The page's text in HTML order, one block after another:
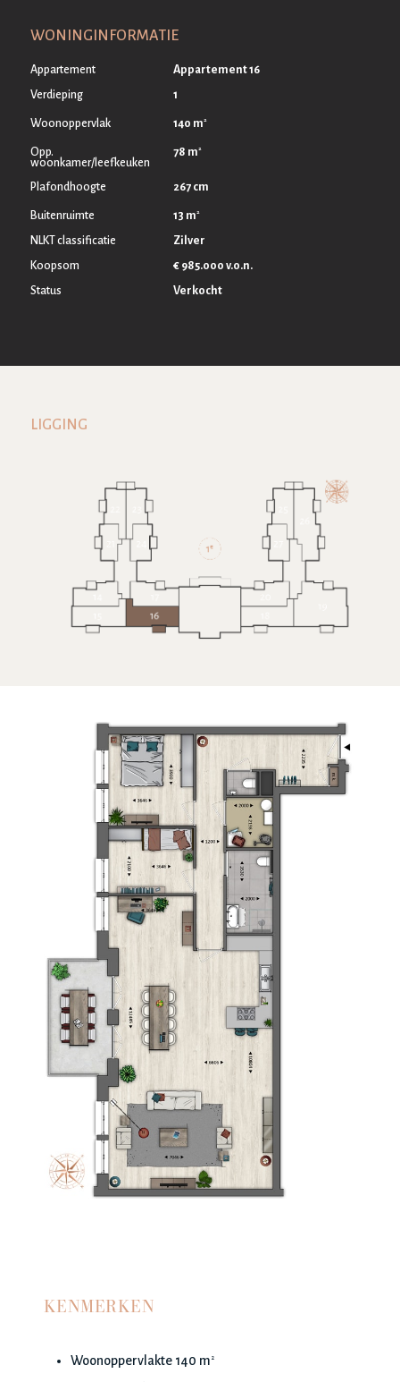
WONINGINFORMATIE
Appartement
Appartement 16
Verdieping
1
Woonoppervlak 140 m2
Opp.
woonkamer/leefkeuken
78 m2
Plafondhoogte 267 cm
Buitenruimte 13 m2
NLKT classificatie
Zilver
Koopsom
€ 985.000 v.o.n.
Status
Verkocht
LIGGING
KENMERKEN
Woonoppervlakte 140 m 2